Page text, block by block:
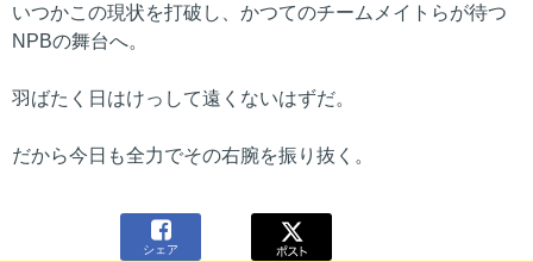
いつかこの現状を打破し、かつてのチームメイトらが待つ
NPBの舞台へ。
羽ばたく日はけっして遠くないはずだ。
だから今日も全力でその右腕を振り抜く。

シェア